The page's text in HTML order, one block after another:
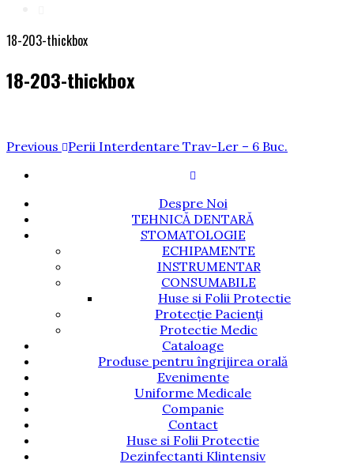
18-203-thickbox
18-203-thickbox
Navigare
articole
Previous
Previous Perii Interdentare Trav-Ler – 6 Buc.
Despre Noi
TEHNICĂ DENTARĂ
STOMATOLOGIE
ECHIPAMENTE
INSTRUMENTAR
CONSUMABILE
Huse si Folii Protectie
Protecție Pacienți
Protectie Medic
Cataloage
Produse pentru îngrijirea orală
Evenimente
Uniforme Medicale
Companie
Contact
Huse si Folii Protectie
Dezinfectanti Klintensiv